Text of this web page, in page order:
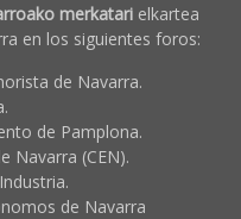
merkatarielkartea
en los siguientes foros:
de Navarra.
de Pamplona.
Navarra (CEN).
de Navarra